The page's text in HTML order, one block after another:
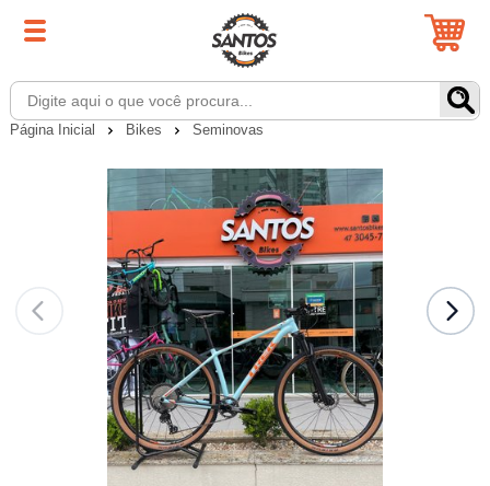
Página Inicial Bikes Seminovas